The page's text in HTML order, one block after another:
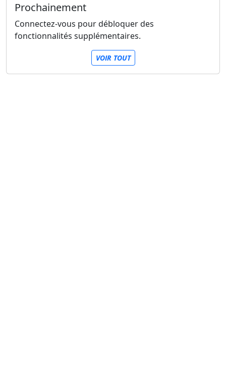
Prochainement
Connectez-vous pour débloquer des
fonctionnalités supplémentaires.
VOIR TOUT